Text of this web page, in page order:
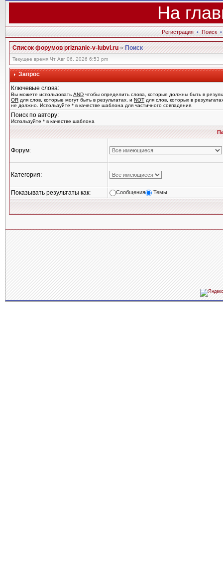
На
Регистрация • Поиск •
Список форумов priznanie-v-lubvi.ru»Поиск
Текущее время Чт Авг 06, 2026 6:53 pm
Запрос
Ключевые слова:
Вы можете использовать AND чтобы определить слова, которые должны быть в
OR для слов, которые могут быть в результатах, и NOT для слов, которых в
не должно. Используйте * в качестве шаблона для частичного совпадения.
Поиск по автору:
Используйте * в качестве шаблона
Форум:
Категория:
Показывать результаты как: Сообщения Темы